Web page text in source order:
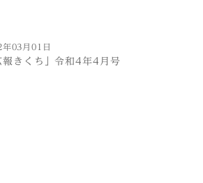
年03月01日
報きくち」令和4年4月号